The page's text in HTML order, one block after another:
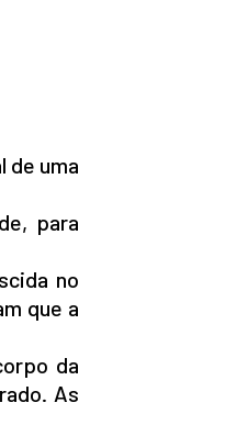
de uma
para
no
que a
da
As